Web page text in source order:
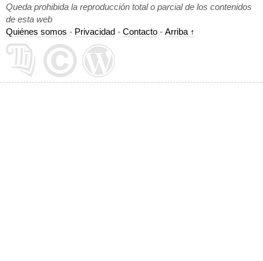
Queda prohibida la reproducción total o parcial de los contenidos
de esta web
Quiénes somos - Privacidad - Contacto - Arriba ↑